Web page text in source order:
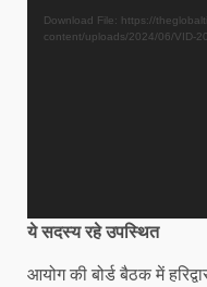
Player
Download File: https://
content/uploads/2024/06/VID-
ये सदस्य रहे उपस्थित
आयोग की बोर्ड बैठक में